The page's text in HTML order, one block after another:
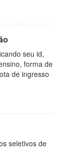
seu id,
forma de
de ingresso
seletivos de